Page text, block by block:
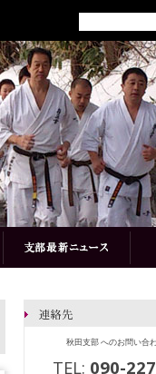
秋田支部 へのお問い合
TEL: 090-